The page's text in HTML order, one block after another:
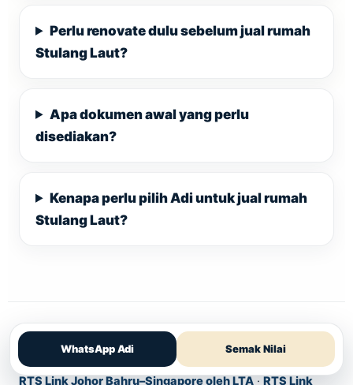
Perlu renovate dulu sebelum jual rumah
Stulang Laut?
Apa dokumen awal yang perlu
disediakan?
Kenapa perlu pilih Adi untuk jual rumah
Stulang Laut?
Rujukan data & pautan berkaitan untuk menyokong kandungan artikel
RTS Link Johor Bahru–Singapore oleh LTA · RTS Link
WhatsApp Adi Semak Nilai